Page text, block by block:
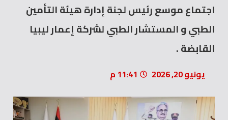
اجتماع موسع رئيس لجنة إدارة هيئة التأمين
الطبي و المستشار الطبي لشركة إعمار ليبيا
القابضة .
يونيو 20, 2026 11:41 م